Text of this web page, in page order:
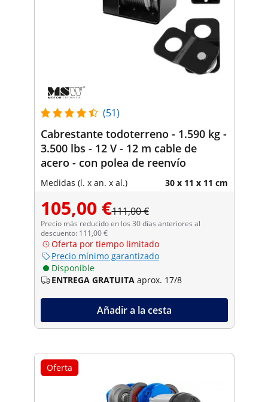
(51)
Cabrestante todoterreno - 1.590 kg -
3.500 lbs - 12 V - 12 m cable de
acero - con polea de reenvío
Medidas (l. x an. x al.) 30 x 11 x 11 cm
105,00 €111,00 €
Precio más reducido en los 30 días anteriores al
descuento: 111,00 €
Oferta por tiempo limitado
Precio mínimo garantizado
Disponible
ENTREGA GRATUITA aprox. 17/8
Añadir a la cesta
Oferta